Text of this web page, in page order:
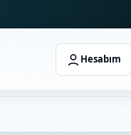
Hesabım